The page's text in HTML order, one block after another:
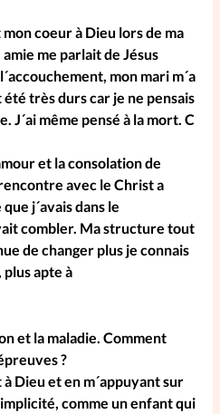
coeur à Dieu lors de ma
me parlait de Jésus
mon mari m´a
très durs car je ne pensais
J´ai même pensé à la mort. C
et la consolation de
avec le Christ a
j´avais dans le
combler. Ma structure tout
de changer plus je connais
plus apte à
et la maladie. Comment
?
Dieu et en m´appuyant sur
comme un enfant qui